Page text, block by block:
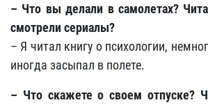
– Что вы делали в самолетах?
смотрели сериалы?
– Я читал книгу о психологии,
иногда засыпал в полете.
– Что скажете о своем отпуске?